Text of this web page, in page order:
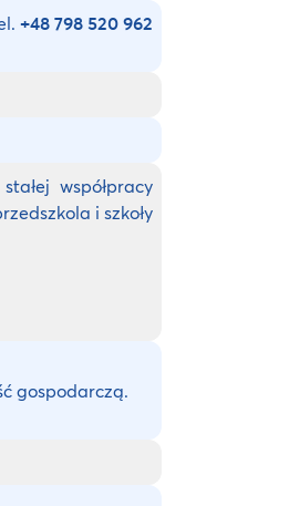
+48 798 520 962
współpracy
i szkoły
gospodarczą.